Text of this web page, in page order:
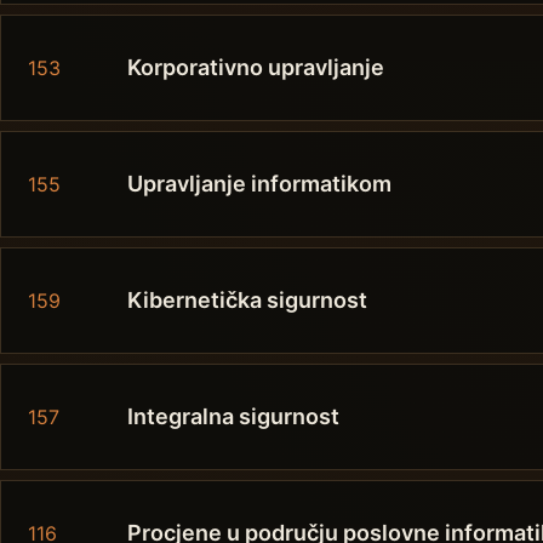
153 Korporativno upravljanje
155 Upravljanje informatikom
159 Kibernetička sigurnost
157 Integralna sigurnost
116 Procjene u području poslovne